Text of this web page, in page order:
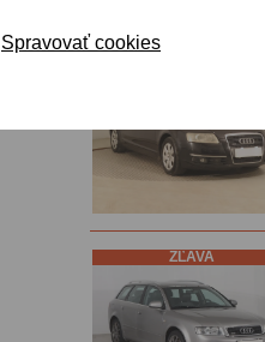
ZĽAVA
Spravovať cookies